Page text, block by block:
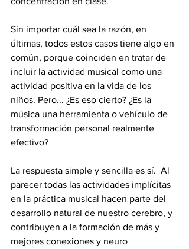
Sin importar cuál sea la razón, en
últimas, todos estos casos tiene algo en
común, porque coinciden en tratar de
incluir la actividad musical como una
actividad positiva en la vida de los
niños. Pero... ¿Es eso cierto? ¿Es la
música una herramienta o vehículo de
transformación personal realmente
efectivo?
La respuesta simple y sencilla es sí.  Al
parecer todas las actividades implícitas
en la práctica musical hacen parte del
desarrollo natural de nuestro cerebro, y
contribuyen a la formación de más y
mejores conexiones y neuro